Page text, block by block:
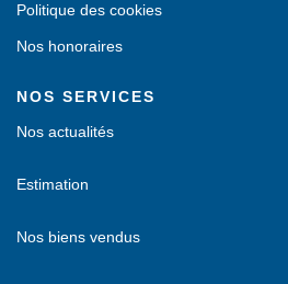
Politique des cookies
Nos honoraires
NOS SERVICES
Nos actualités
Estimation
Nos biens vendus